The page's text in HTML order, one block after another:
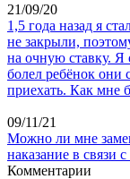
21/09/20
1,5 года назад я
не закрыли,
на очную ставку. Я
болел ребёнок они
приехать. Как мне
09/11/21
Можно ли мне
наказание в связи
Комментарии